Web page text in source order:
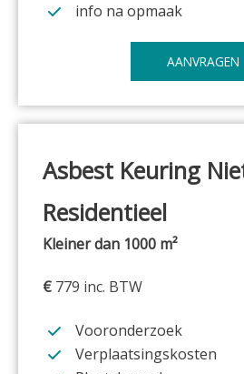
info na opmaak
AANVRAGEN
Asbest Keuring
Residentieel
Kleiner dan 1000 m²
€ 779 inc. BTW
Vooronderzoek
Verplaatsingskosten